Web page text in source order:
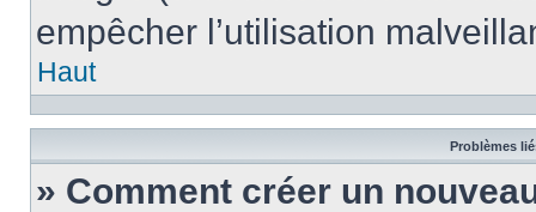
empêcher l’utilisation
Haut
Problèmes
» Comment créer un